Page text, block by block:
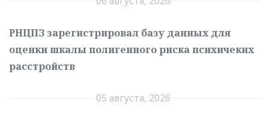
РНЦПЗ зарегистрировал базу данных для
оценки шкалы полигенного риска психичеких
расстройств
05 августа, 2026